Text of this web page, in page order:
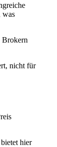
was
Brokern
nicht für
hier